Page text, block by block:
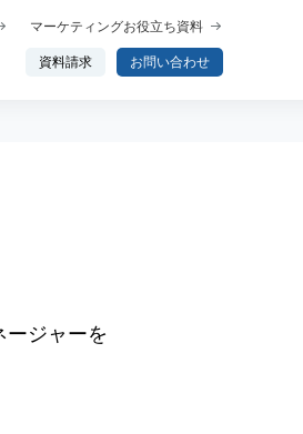
マーケティングお役立ち資料
資料請求 お問い合わせ
ージャーを